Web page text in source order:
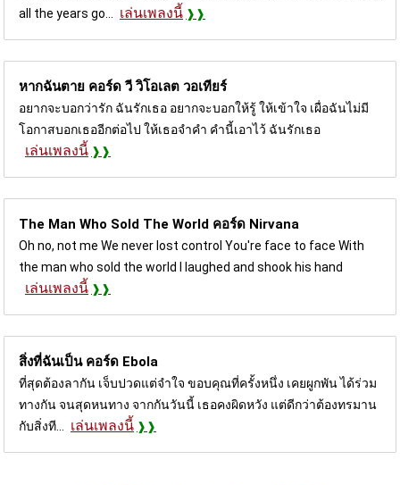
all the years go...
เล่นเพลงนี้
หากฉันตาย คอร์ด วี วิโอเลต วอเทียร์
อยากจะบอกว่ารัก ฉันรักเธอ อยากจะบอกให้รู้ ให้เข้าใจ เผื่อฉันไม่มี
โอกาสบอกเธออีกต่อไป ให้เธอจำคำ คำนี้เอาไว้ ฉันรักเธอ
เล่นเพลงนี้
The Man Who Sold The World คอร์ด Nirvana
Oh no, not me We never lost control You're face to face With
the man who sold the world I laughed and shook his hand
เล่นเพลงนี้
สิ่งที่ฉันเป็น คอร์ด Ebola
ที่สุดต้องลากัน เจ็บปวดแต่จำใจ ขอบคุณที่ครั้งหนึ่ง เคยผูกพัน ได้ร่วม
ทางกัน จนสุดหนทาง จากกันวันนี้ เธอคงผิดหวัง แต่ดีกว่าต้องทรมาน
กับสิ่งที...
เล่นเพลงนี้